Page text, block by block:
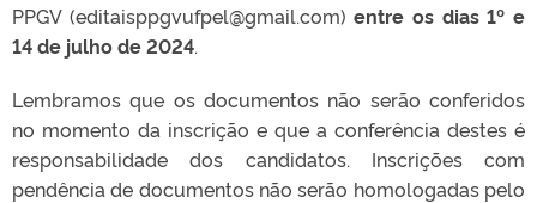
PPGV (editaisppgvufpel@gmail.com)entre os dias 1º e
14 de julho de 2024.
Lembramos que os documentos não serão conferidos
no momento da inscrição e que a conferência destes é
responsabilidade dos candidatos. Inscrições com
pendência de documentos não serão homologadas pelo